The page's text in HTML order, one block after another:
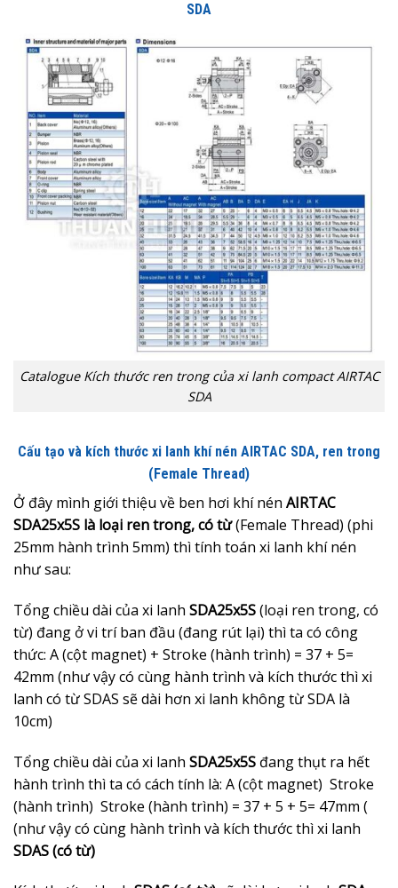
SDA
Catalogue Kích thước ren trong của xi lanh compact AIRTAC
SDA
Cấu tạo và kích thước xi lanh khí nén AIRTAC SDA, ren trong
(Female Thread)
Ở đây mình giới thiệu về ben hơi khí nén AIRTAC
SDA25x5S là loại ren trong, có từ(Female Thread) (phi
25mm hành trình 5mm) thì tính toán xi lanh khí nén
như sau:
Tổng chiều dài của xi lanh SDA25x5S(loại ren trong, có
từ) đang ở vi trí ban đầu (đang rút lại) thì ta có công
thức: A (cột magnet) + Stroke (hành trình) = 37 + 5=
42mm (như vậy có cùng hành trình và kích thước thì xi
lanh có từ SDAS sẽ dài hơn xi lanh không từ SDA là
10cm)
Tổng chiều dài của xi lanh SDA25x5S đang thụt ra hết
hành trình thì ta có cách tính là: A (cột magnet) Stroke
(hành trình) Stroke (hành trình) = 37 + 5 + 5= 47mm (
(như vậy có cùng hành trình và kích thước thì xi lanh
SDAS (có từ)